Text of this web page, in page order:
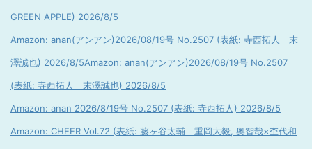
GREEN APPLE) 2026/8/5
Amazon: anan(アンアン)2026/08/19号 No.2507 (表紙: 寺西拓人 末
澤誠也) 2026/8/5Amazon: anan(アンアン)2026/08/19号 No.2507
(表紙: 寺西拓人 末澤誠也) 2026/8/5
Amazon: anan 2026/8/19号 No.2507 (表紙: 寺西拓人) 2026/8/5
Amazon: CHEER Vol.72 (表紙: 藤ヶ谷太輔 重岡大毅, 奥智哉×杢代和